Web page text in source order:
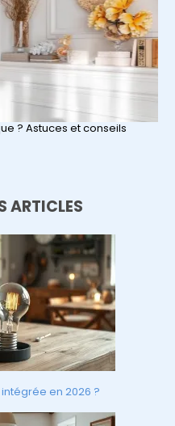
? Astuces et conseils
ARTICLES
en 2026 ?